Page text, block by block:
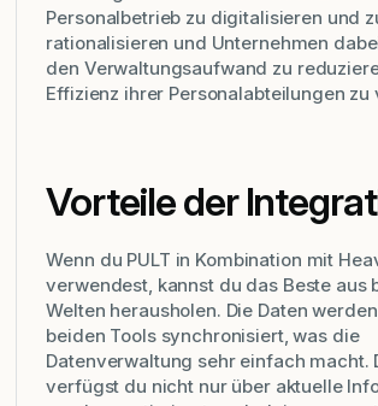
Personalbetrieb zu digitalisieren und
rationalisieren und Unternehmen
den Verwaltungsaufwand zu
Effizienz ihrer Personalabteilungen zu
Vorteile der
Wenn du PULT in Kombination mit
verwendest, kannst du das Beste aus
Welten herausholen. Die Daten
beiden Tools synchronisiert, was die
Datenverwaltung sehr einfach macht.
verfügst du nicht nur über aktuelle